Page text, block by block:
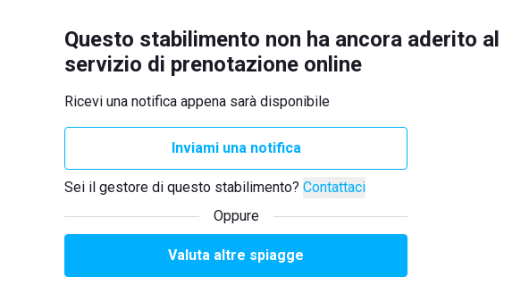
Questo stabilimento non ha ancora aderito al
servizio di prenotazione online
Ricevi una notifica appena sarà disponibile
Inviami una notifica
Sei il gestore di questo stabilimento? Contattaci
Oppure
Valuta altre spiagge